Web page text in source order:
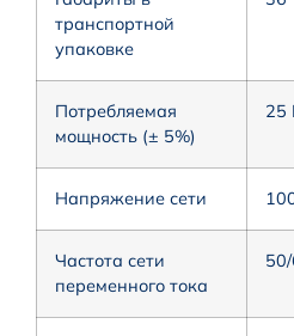
транспортной
упаковке
Потребляемая
мощность (± 5%)
25
Напряжение сети
Частота сети
переменного тока